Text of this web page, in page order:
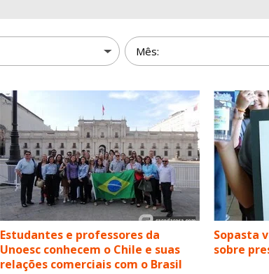
Estudantes e professores da
Unoesc conhecem o Chile e suas
relações comerciais com o Brasil
Sopasta
sobre